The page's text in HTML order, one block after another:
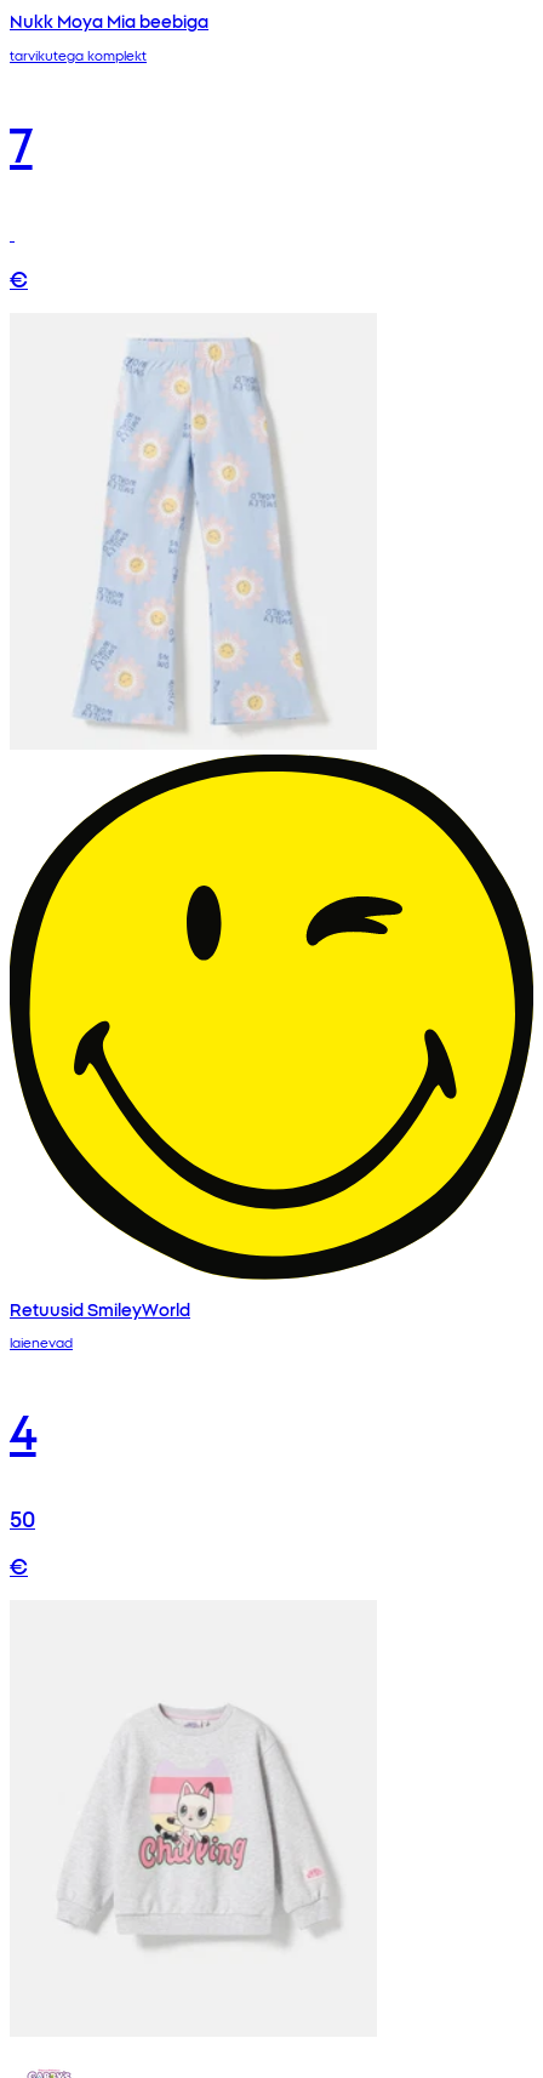
Nukk Moya Mia beebiga
tarvikutega komplekt
7
€
Retuusid SmileyWorld
laienevad
4
50
€